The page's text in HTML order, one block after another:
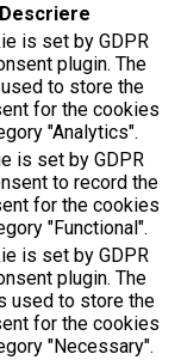
Descriere
is set by GDPR
plugin. The
to store the
for the cookies
"Analytics".
is set by GDPR
to record the
for the cookies
"Functional".
is set by GDPR
plugin. The
used to store the
for the cookies
"Necessary".